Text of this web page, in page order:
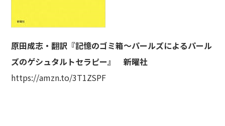
原田成志・翻訳『記憶のゴミ箱～パールズによるパール
ズのゲシュタルトセラピー』 新曜社
https://amzn.to/3T1ZSPF